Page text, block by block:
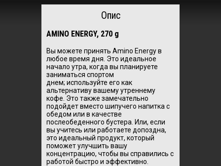
Опис
AMINO ENERGY, 270 g
Вы можете принять Amino Energy в
любое время дня. Это идеальное
начало утра, когда вы планируете
заниматься спортом
днем; используйте его как
альтернативу вашему утреннему
кофе. Это также замечательно
подойдет вместо шипучего напитка с
обедом или в качестве
послеобеденного бустера. Или, если
вы учитесь или работаете допоздна,
это идеальный продукт, который
поможет улучшить вашу
концентрацию, чтобы вы справились с
работой быстро и эффективно.